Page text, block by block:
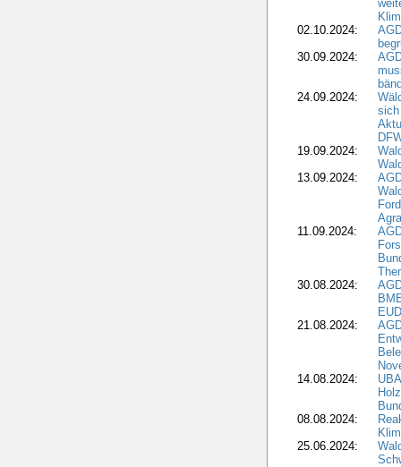
02.10.2024:
30.09.2024:
24.09.2024:
sich
19.09.2024:
13.09.2024:
11.09.2024:
30.08.2024:
21.08.2024:
14.08.2024:
08.08.2024:
25.06.2024: